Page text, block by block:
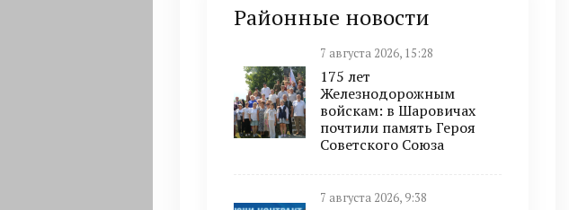
Районные новости
7 августа 2026, 15:28
175 лет
Железнодорожным
войскам: в Шаровичах
почтили память Героя
Советского Союза
7 августа 2026, 9:38